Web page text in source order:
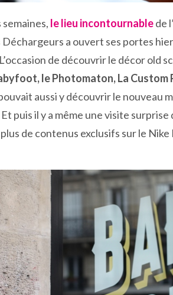
le lieu incontournablede
Déchargeurs a ouvert ses portes
de découvrir le décor old
le Photomaton, La Custom
aussi y découvrir le nouveau
Et puis il y a même une visite surprise
de contenus exclusifs sur le